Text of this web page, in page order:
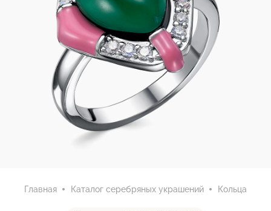
Главная Каталог серебряных украшений Кольца